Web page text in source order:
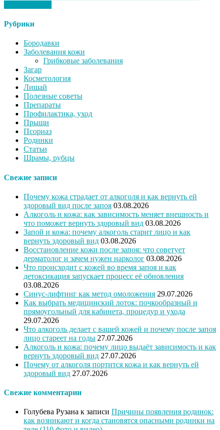
Рубрики
Бородавки
Заболевания кожи
Грибковые заболевания
Загар
Косметология
Лишай
Полезные советы
Препараты
Профилактика, уход
Прыщи
Псориаз
Родинки
Статьи
Шрамы, рубцы
Свежие записи
Почему кожа страдает от алкоголя и как вернуть ей
здоровый вид после запоя 03.08.2026
Алкоголь и кожа: как зависимость меняет внешность и
что поможет вернуть здоровый вид 03.08.2026
Запой и кожа: почему алкоголь старит лицо и как
вернуть здоровый вид 03.08.2026
Восстановление кожи после запоя: что советует
дерматолог и зачем нужен нарколог 03.08.2026
Что происходит с кожей во время запоя и как
детоксикация запускает процесс её обновления
03.08.2026
Синус-лифтинг как метод омоложения 29.07.2026
Как выбрать медицинский лоток: почкообразный и
прямоугольный для кабинета, процедур и ухода
29.07.2026
Что алкоголь делает с вашей кожей и почему после запоя
лицо стареет на годы 27.07.2026
Алкоголь и кожа: почему лицо выдаёт зависимость и как
вернуть здоровый вид 27.07.2026
Почему от алкоголя портится кожа и как вернуть ей
здоровый вид 27.07.2026
Свежие комментарии
Голубева Рузана к записи Причины появления родинок:
как возникают и когда становятся опасными родинки на